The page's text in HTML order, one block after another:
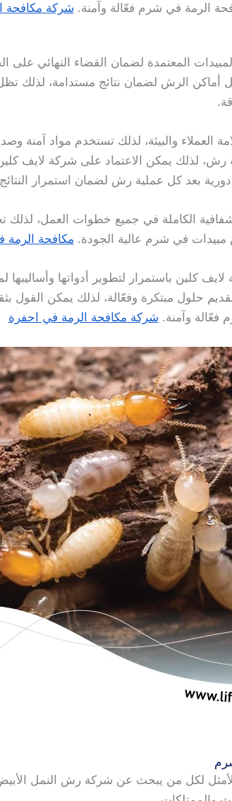
الرمة في شرم فعّالة وآمنة. شركة مكافحة
المعتمدة لضمان القضاء النهائي
أماكن الرش لضمان نتائج مستدامة،
العملاء والبيئة، لذلك تستخدم مواد آمنة
رش، لذلك يمكن الاعتماد على شركة لايف
بعد كل عملية رش لضمان استمرار
الكاملة في جميع خطوات العمل،
مبيدات في شرم عالية الجودة. مكافحة
كلين باستمرار لتطوير أدواتها وأساليبها
حلول مبتكرة وفعّالة، لذلك يمكن القول
وآمنة. شركة مكافحة الرمة في احفرة
الأمثل لكل من يبحث عن شركة رش النمل